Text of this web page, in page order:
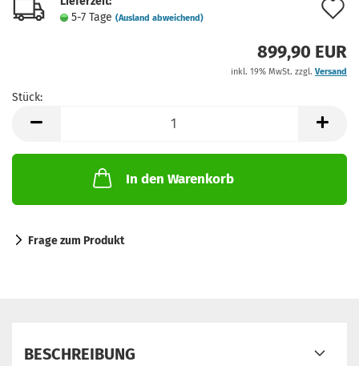
5-7 Tage (Ausland abweichend)
899,90 EUR
inkl. 19% MwSt. zzgl. Versand
Stück:
In den Warenkorb
Frage zum Produkt
BESCHREIBUNG